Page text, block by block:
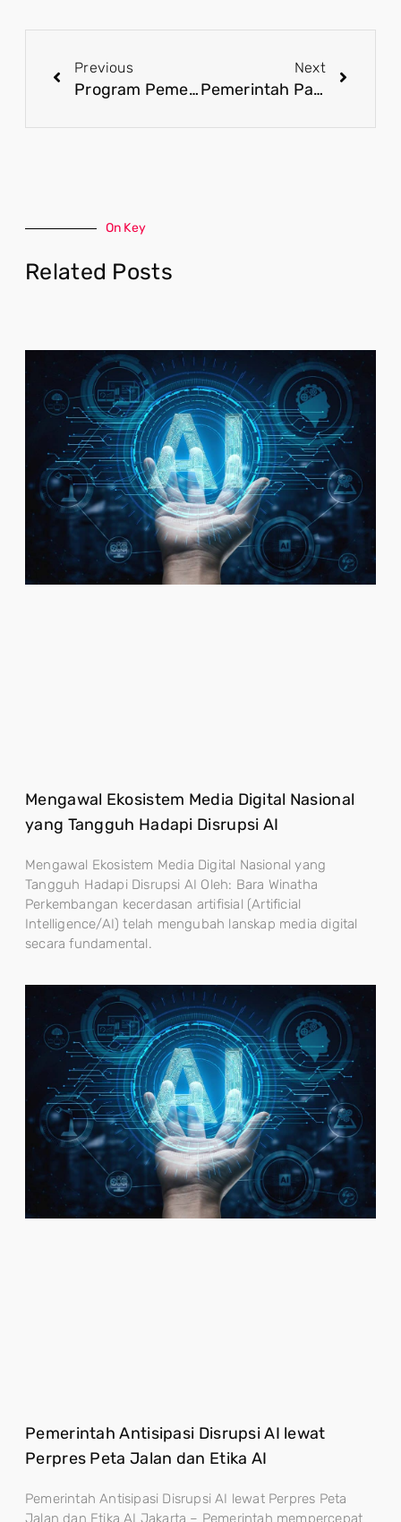
Previous
Program Pemeriksaan Kesehatan Gratis Prabowo-Gibran: Terobosan Nyata untuk Kesehatan Masyarakat
Next
Pemerintah Pastikan Pemeriksaan Kesehatan Gratis Menjangkau Daerah Terpencil
On Key
Related Posts
Mengawal Ekosistem Media Digital Nasional
yang Tangguh Hadapi Disrupsi AI
Mengawal Ekosistem Media Digital Nasional yang
Tangguh Hadapi Disrupsi AI Oleh: Bara Winatha
Perkembangan kecerdasan artifisial (Artificial
Intelligence/AI) telah mengubah lanskap media digital
secara fundamental.
Pemerintah Antisipasi Disrupsi AI lewat
Perpres Peta Jalan dan Etika AI
Pemerintah Antisipasi Disrupsi AI lewat Perpres Peta
Jalan dan Etika AI Jakarta – Pemerintah mempercepat